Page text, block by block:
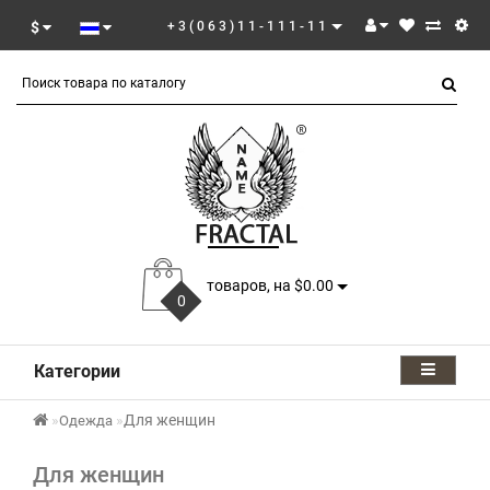
$ +3(063)11-111-11
0
товаров, на $0.00
Категории
Одежда Для женщин
Для женщин